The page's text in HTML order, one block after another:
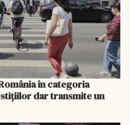
în categoria
dar transmite un